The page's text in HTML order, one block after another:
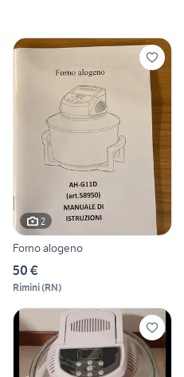
2
Forno alogeno
50 €
Rimini(RN)